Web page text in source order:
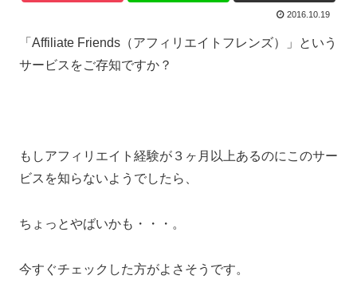
2016.10.19
「Affiliate Friends（アフィリエイトフレンズ）」という
サービスをご存知ですか？
もしアフィリエイト経験が３ヶ月以上あるのにこのサー
ビスを知らないようでしたら、
ちょっとやばいかも・・・。
今すぐチェックした方がよさそうです。